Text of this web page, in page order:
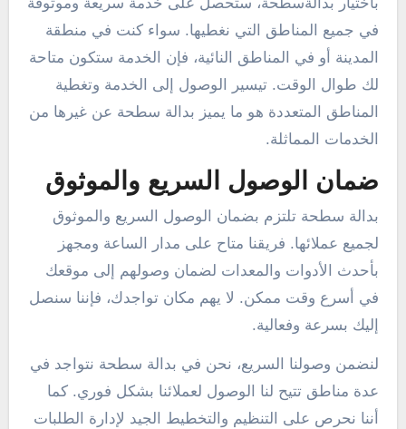
في جميع المناطق التي نغطيها. سواء كنت في منطقة
المدينة أو في المناطق النائية، فإن الخدمة ستكون متاحة
لك طوال الوقت. تيسير الوصول إلى الخدمة وتغطية
المناطق المتعددة هو ما يميز بدالة سطحة عن غيرها من
الخدمات المماثلة.
ضمان الوصول السريع والموثوق
بدالة سطحة تلتزم بضمان الوصول السريع والموثوق
لجميع عملائها. فريقنا متاح على مدار الساعة ومجهز
بأحدث الأدوات والمعدات لضمان وصولهم إلى موقعك
في أسرع وقت ممكن. لا يهم مكان تواجدك، فإننا سنصل
إليك بسرعة وفعالية.
لنضمن وصولنا السريع، نحن في بدالة سطحة نتواجد في
عدة مناطق تتيح لنا الوصول لعملائنا بشكل فوري. كما
أننا نحرص على التنظيم والتخطيط الجيد لإدارة الطلبات